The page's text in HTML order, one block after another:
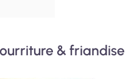
& friandise